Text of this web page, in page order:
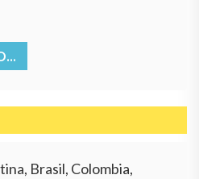
Brasil, Colombia,